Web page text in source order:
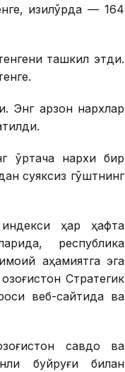
Қизилўрда — 164
ташкил этди.
Энг арзон нархлар
ўртача нархи бир
суяксиз гўштнинг
ҳар ҳафта
республика
аҳамиятга эга
Стратегик
веб-сайтида ва
савдо ва
буйруғи билан